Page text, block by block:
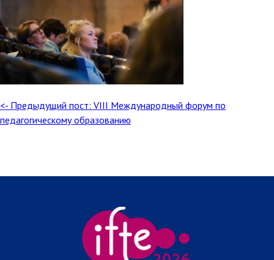
<- Предыдущий пост: VIII Международный форум по
педагогическому образованию